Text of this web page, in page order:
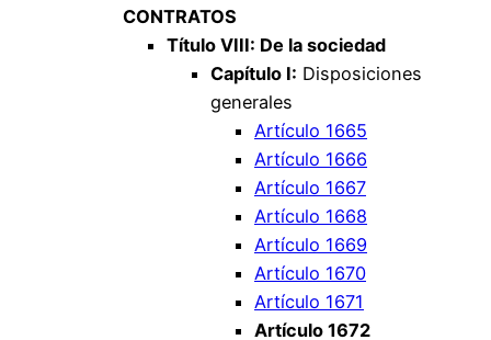
CONTRATOS
Título VIII: De la sociedad
Capítulo I: Disposiciones
generales
Artículo 1665
Artículo 1666
Artículo 1667
Artículo 1668
Artículo 1669
Artículo 1670
Artículo 1671
Artículo 1672